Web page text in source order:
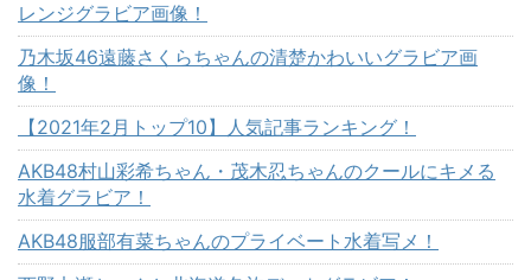
レンジグラビア画像！
乃木坂46遠藤さくらちゃんの清楚かわいいグラビア画
像！
【2021年2月トップ10】人気記事ランキング！
AKB48村山彩希ちゃん・茂木忍ちゃんのクールにキメる
水着グラビア！
AKB48服部有菜ちゃんのプライベート水着写メ！